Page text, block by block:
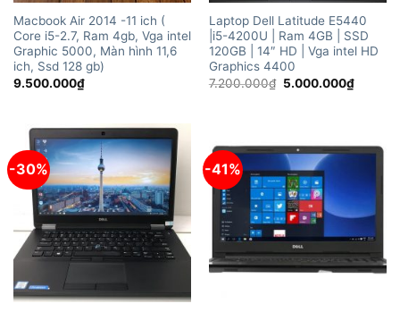
Macbook Air 2014 -11 ich (
Core i5-2.7, Ram 4gb, Vga intel
Graphic 5000, Màn hình 11,6
ich, Ssd 128 gb)
9.500.000₫
Laptop Dell Latitude E5440
|i5-4200U | Ram 4GB | SSD
120GB | 14″ HD | Vga intel HD
Graphics 4400
7.200.000₫ Giá
5.000.000₫Giá
hiện
-30% -41%